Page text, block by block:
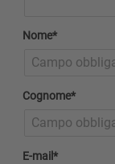
Nome*
Cognome*
E-mail*